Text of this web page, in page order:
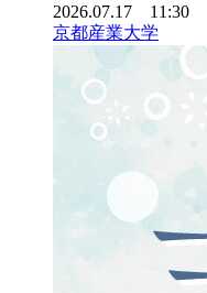
2026.07.17 11:30
京都産業大学